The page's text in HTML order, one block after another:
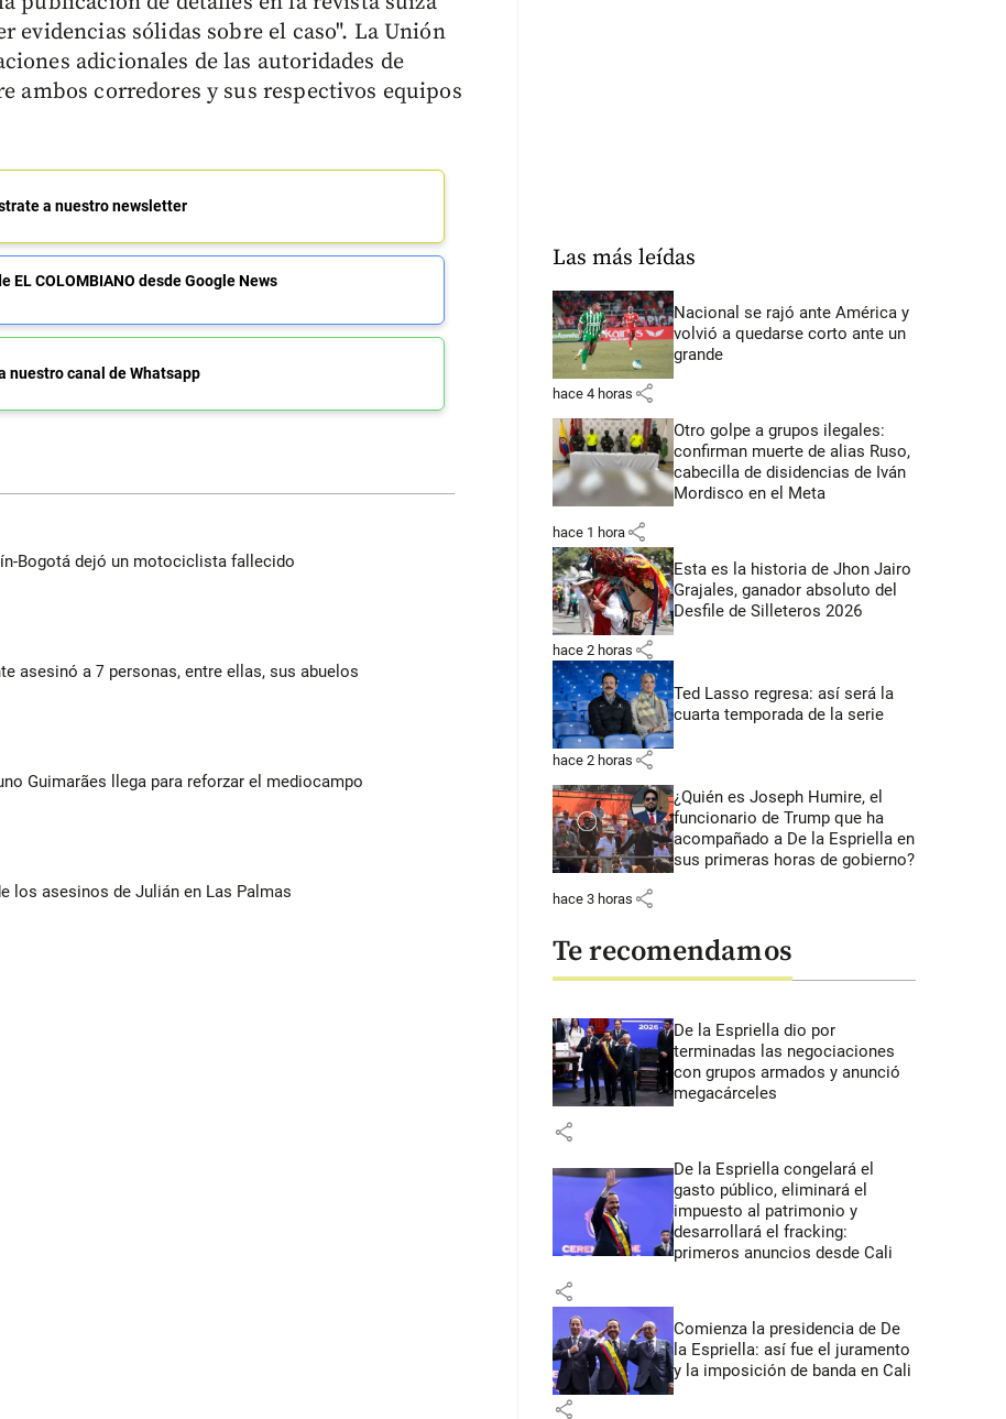
evidencias sólidas sobre el caso". La Unión
adicionales de las autoridades de
ambos corredores y sus respectivos equipos
a nuestro newsletter
EL COLOMBIANO desde Google News
nuestro canal de Whatsapp
Bogotá dejó un motociclista fallecido
asesinó a 7 personas, entre ellas, sus abuelos
Guimarães llega para reforzar el mediocampo
los asesinos de Julián en Las Palmas
Las más leídas
Nacional se rajó ante América y
volvió a quedarse corto ante un
grande
hace 4 horas share
Otro golpe a grupos ilegales:
confirman muerte de alias Ruso,
cabecilla de disidencias de Iván
Mordisco en el Meta
hace 1 hora share
Esta es la historia de Jhon Jairo
Grajales, ganador absoluto del
Desfile de Silleteros 2026
hace 2 horas share
Ted Lasso regresa: así será la
cuarta temporada de la serie
hace 2 horas share
¿Quién es Joseph Humire, el
funcionario de Trump que ha
acompañado a De la Espriella en
sus primeras horas de gobierno?
hace 3 horas share
Te recomendamos
De la Espriella dio por
terminadas las negociaciones
con grupos armados y anunció
megacárceles
share
De la Espriella congelará el
gasto público, eliminará el
impuesto al patrimonio y
desarrollará el fracking:
primeros anuncios desde Cali
share
Comienza la presidencia de De
la Espriella: así fue el juramento
y la imposición de banda en Cali
share